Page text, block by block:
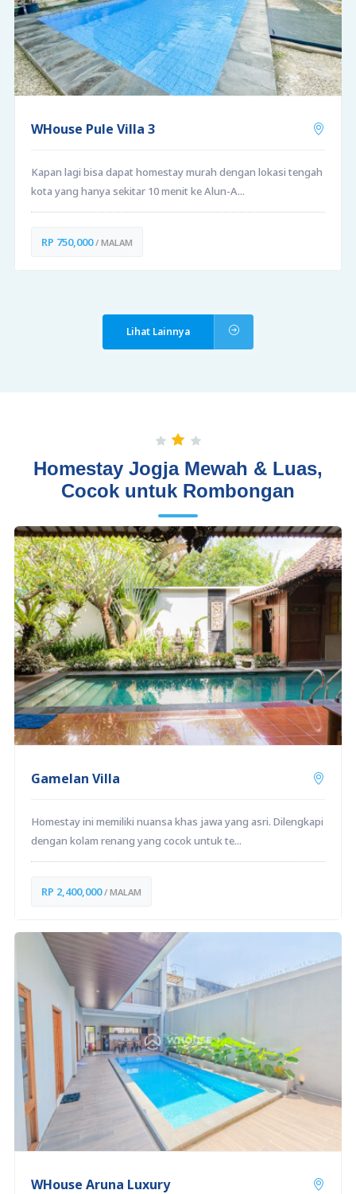
WHouse Pule Villa 3
Kapan lagi bisa dapat homestay murah dengan lokasi tengah
kota yang hanya sekitar 10 menit ke Alun-A...
RP 750,000/ MALAM
Lihat Lainnya
Homestay Jogja Mewah & Luas,
Cocok untuk Rombongan
Gamelan Villa
Homestay ini memiliki nuansa khas jawa yang asri. Dilengkapi
dengan kolam renang yang cocok untuk te...
RP 2,400,000/ MALAM
WHouse Aruna Luxury